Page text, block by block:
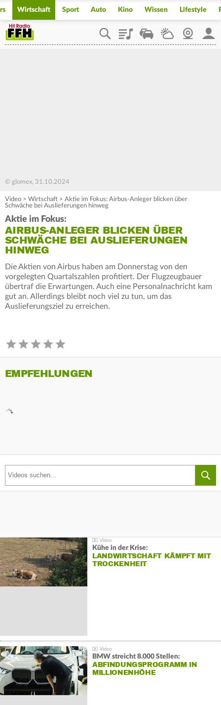
Wirtschaft Sport Auto Kino Wissen Lifestyle
PlaylistStaupilotWetterWebcam
© glomex, 31.10.2024
Video > Wirtschaft > Aktie im Fokus: Airbus-Anleger blicken über
Schwäche bei Auslieferungen hinweg
Aktie im Fokus:
AIRBUS-ANLEGER BLICKEN ÜBER
SCHWÄCHE BEI AUSLIEFERUNGEN
HINWEG
Die Aktien von Airbus haben am Donnerstag von den
vorgelegten Quartalszahlen profitiert. Der Flugzeugbauer
übertraf die Erwartungen. Auch eine Personalnachricht kam
gut an. Allerdings bleibt noch viel zu tun, um das
Auslieferungsziel zu erreichen.
EMPFEHLUNGEN
Kühe in der Krise:
LANDWIRTSCHAFT KÄMPFT MIT
TROCKENHEIT
BMW streicht 8.000 Stellen:
ABFINDUNGSPROGRAMM IN
MILLIONENHÖHE